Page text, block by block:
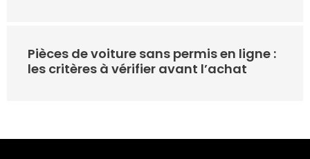
Pièces de voiture sans permis en ligne :
les critères à vérifier avant l’achat